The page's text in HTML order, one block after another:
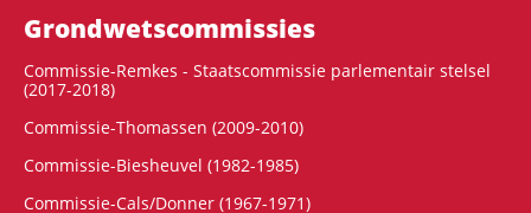
Grondwets­commissies
Commissie-Remkes - Staatscommissie parlementair stelsel
(2017-2018)
Commissie-Thomassen (2009-2010)
Commissie-Biesheuvel (1982-1985)
Commissie-Cals/Donner (1967-1971)